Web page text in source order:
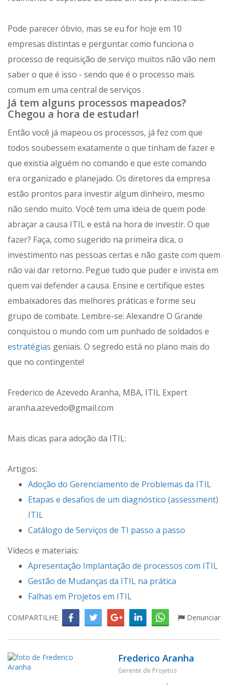
Pode parecer óbvio, mas se eu for hoje em 10
empresas distintas e perguntar como funciona o
processo de requisição de serviço muitos não vão nem
saber o que é isso - sendo que é o processo mais
comum em uma central de serviços .
Já tem alguns processos mapeados?
Chegou a hora de estudar!
Então você já mapeou os processos, já fez com que
todos soubessem exatamente o que tinham de fazer e
que existia alguém no comando e que este comando
era organizado e planejado. Os diretores da empresa
estão prontos para investir algum dinheiro, mesmo
não sendo muito. Você tem uma ideia de quem pode
abraçar a causa ITIL e está na hora de investir. O que
fazer? Faça, como sugerido na primeira dica, o
investimento nas pessoas certas e não gaste com quem
não vai dar retorno. Pegue tudo que puder e invista em
quem vai defender a causa. Ensine e certifique estes
embaixadores das melhores práticas e forme seu
grupo de combate. Lembre-se: Alexandre O Grande
conquistou o mundo com um punhado de soldados e
estratégias geniais. O segredo está no plano mais do
que no contingente!
Frederico de Azevedo Aranha, MBA, ITIL Expert
aranha.azevedo@gmail.com
Mais dicas para adoção da ITIL:
Artigos:
Adoção do Gerenciamento de Problemas da ITIL
Etapas e desafios de um diagnóstico (assessment)
ITIL
Catálogo de Serviços de TI passo a passo
Vídeos e materiais:
Apresentação Implantação de processos com ITIL
Gestão de Mudanças da ITIL na prática
Falhas em Projetos em ITIL
COMPARTILHE: Denunciar
Frederico Aranha
Gerente de Projetos